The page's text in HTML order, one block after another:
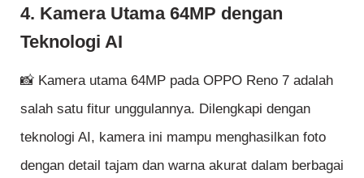
4. Kamera Utama 64MP dengan
Teknologi AI
📸 Kamera utama 64MP pada OPPO Reno 7 adalah
salah satu fitur unggulannya. Dilengkapi dengan
teknologi AI, kamera ini mampu menghasilkan foto
dengan detail tajam dan warna akurat dalam berbagai